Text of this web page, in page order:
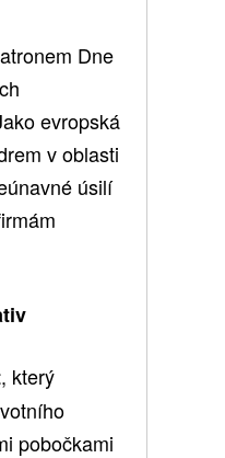
Dne
evropská
v oblasti
úsilí
, který
pobočkami